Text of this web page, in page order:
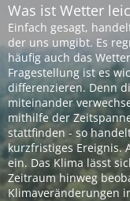
Was ist Wetter
Einfach gesagt,
der uns umgibt. Es
häufig auch das
Fragestellung ist es
differenzieren. Denn
miteinander
mithilfe der
stattfinden - so
kurzfristiges Ereignis.
ein. Das Klima lässt
Zeitraum hinweg
Klimaveränderungen